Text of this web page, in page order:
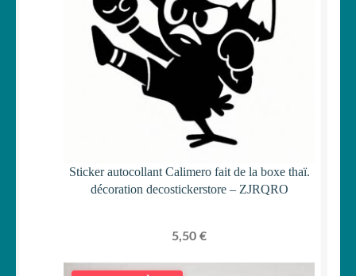
Sticker autocollant Calimero fait de la boxe thaï.
décoration decostickerstore – ZJRQRO
5,50 €